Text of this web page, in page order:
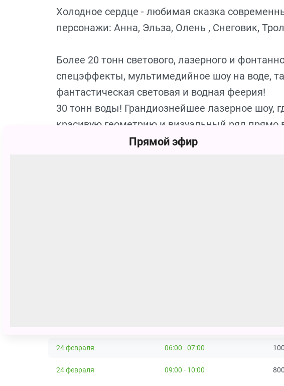
Холодное сердце - любимая сказка
персонажи: Анна, Эльза, Олень , Снеговик,
Более 20 тонн светового, лазерного и
спецэффекты, мультимедийное шоу на воде,
фантастическая световая и водная феерия!
30 тонн воды! Грандиознейшее лазерное шоу,
красивую геометрию и визуальный ряд прямо
Танцующие фонтаны, раскрашенные разными
множество водных картин при помощи более
Яркие и красивейшие костюмы,
Первые 30 человек перед началом
А так-же по окончании представления Вас
24 февраля 06:00 - 07:00
24 февраля 09:00 - 10:00
Прямой эфир